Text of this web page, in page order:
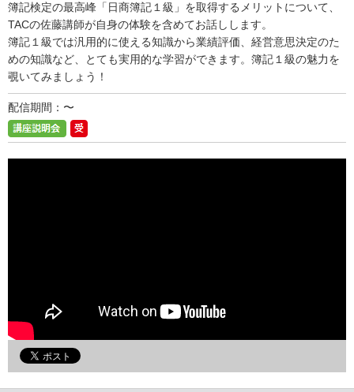
簿記検定の最高峰「日商簿記１級」を取得するメリットについて、
TACの佐藤講師が自身の体験を含めてお話しします。
簿記１級では汎用的に使える知識から業績評価、経営意思決定のた
めの知識など、とても実用的な学習ができます。簿記１級の魅力を
覗いてみましょう！
配信期間：〜